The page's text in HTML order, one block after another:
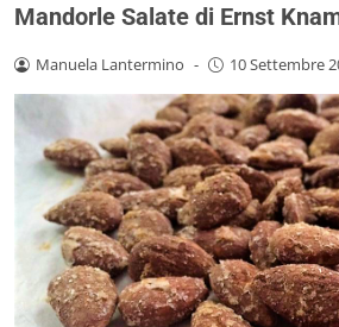
Mandorle Salate di Ernst
Manuela Lantermino - 10 Settembre